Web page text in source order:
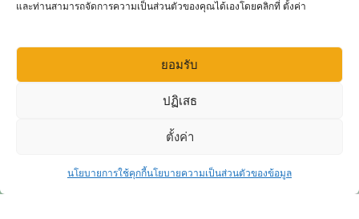
และท่านสามารถจัดการความเป็นส่วนตัวของคุณได้เองโดยคลิกที่ ตั้งค่า
ยอมรับ
ปฏิเสธ
ตั้งค่า
นโยบายการใช้คุกกี้นโยบายความเป็นส่วนตัวของข้อมูล
Click to accept marketing cookies and